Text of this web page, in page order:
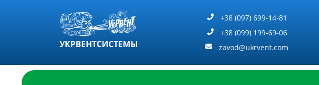
УКРВЕНТСИСТЕМЫ
+38 (097) 699-14-81
+38 (099) 199-69-06
zavod@ukrvent.com